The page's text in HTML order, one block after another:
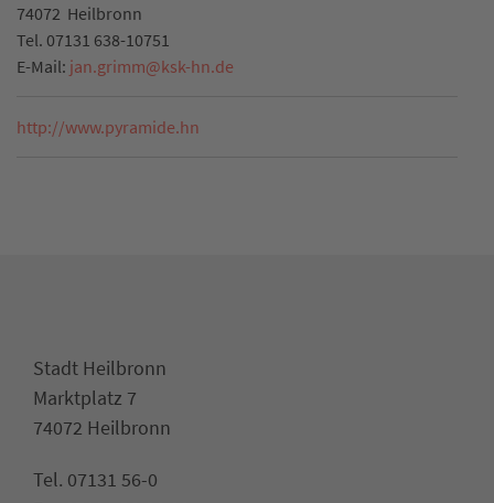
74072 Heilbronn
Tel. 07131 638-10751
E-Mail: jan.grimm@ksk-hn.de
http://www.pyramide.hn
Stadt Heilbronn
Marktplatz 7
74072 Heilbronn
Tel. 07131 56-0